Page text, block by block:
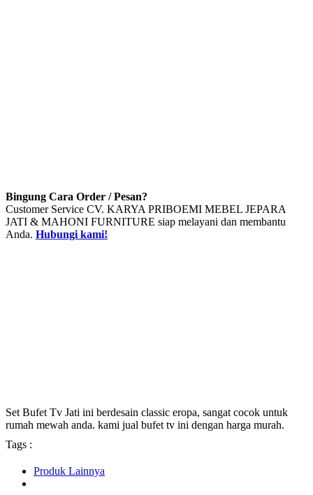
Bingung Cara Order / Pesan?
Customer Service CV. KARYA PRIBOEMI MEBEL JEPARA
JATI & MAHONI FURNITURE siap melayani dan membantu
Anda. Hubungi kami!
Set Bufet Tv Jati ini berdesain classic eropa, sangat cocok untuk
rumah mewah anda. kami jual bufet tv ini dengan harga murah.
Tags :
Produk Lainnya